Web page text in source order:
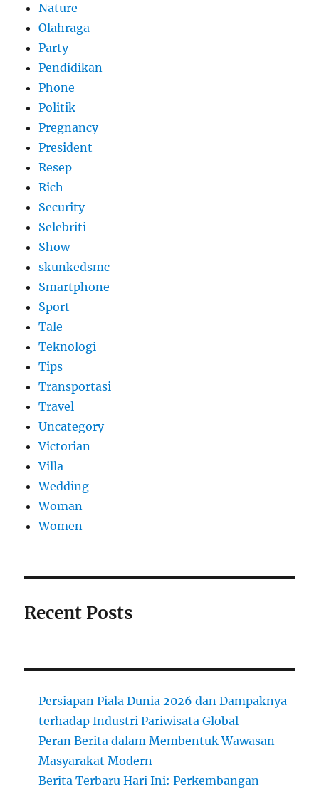
Nature
Olahraga
Party
Pendidikan
Phone
Politik
Pregnancy
President
Resep
Rich
Security
Selebriti
Show
skunkedsmc
Smartphone
Sport
Tale
Teknologi
Tips
Transportasi
Travel
Uncategory
Victorian
Villa
Wedding
Woman
Women
Recent Posts
Persiapan Piala Dunia 2026 dan Dampaknya
terhadap Industri Pariwisata Global
Peran Berita dalam Membentuk Wawasan
Masyarakat Modern
Berita Terbaru Hari Ini: Perkembangan